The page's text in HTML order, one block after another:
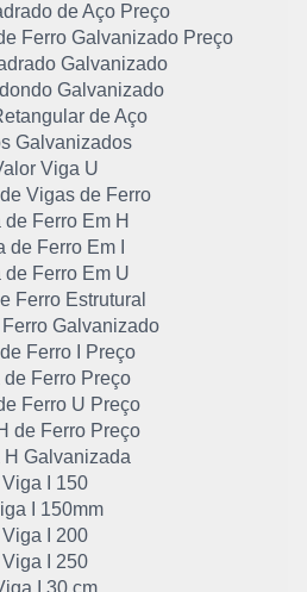
de Aço Preço
Ferro Galvanizado Preço
Galvanizado
Galvanizado
de Aço
Galvanizados
Viga U
Vigas de Ferro
de Ferro Em H
de Ferro Em I
de Ferro Em U
Ferro Estrutural
Galvanizado
Ferro I Preço
Ferro Preço
Ferro U Preço
de Ferro Preço
H Galvanizada
Viga I 150
I 150mm
Viga I 200
Viga I 250
I 30 cm